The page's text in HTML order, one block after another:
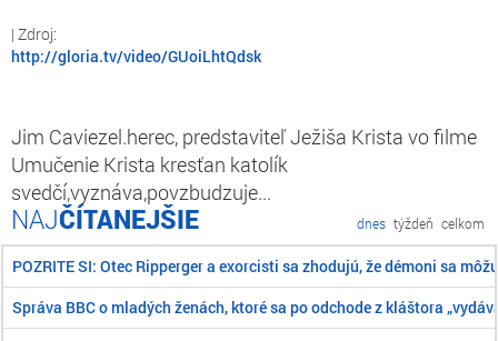
http://gloria.tv/video/GUoiLhtQdsk
Jim Caviezel.herec, predstaviteľ Ježiša Krista vo filme
Umučenie Krista kresťan katolík
svedčí,vyznáva,povzbudzuje...
ČÍTANEJŠIE dnes týždeň celkom
POZRITE SI: Otec Ripperger a exorcisti sa zhodujú, že démoni sa
Správa BBC o mladých ženách, ktoré sa po odchode z kláštora